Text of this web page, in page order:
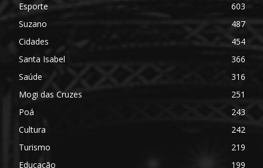
Esporte
603
Suzano
487
Cidades
454
Santa Isabel
366
Saúde
316
Mogi das Cruzes
251
Poá
243
Cultura
242
Turismo
219
Educação
199